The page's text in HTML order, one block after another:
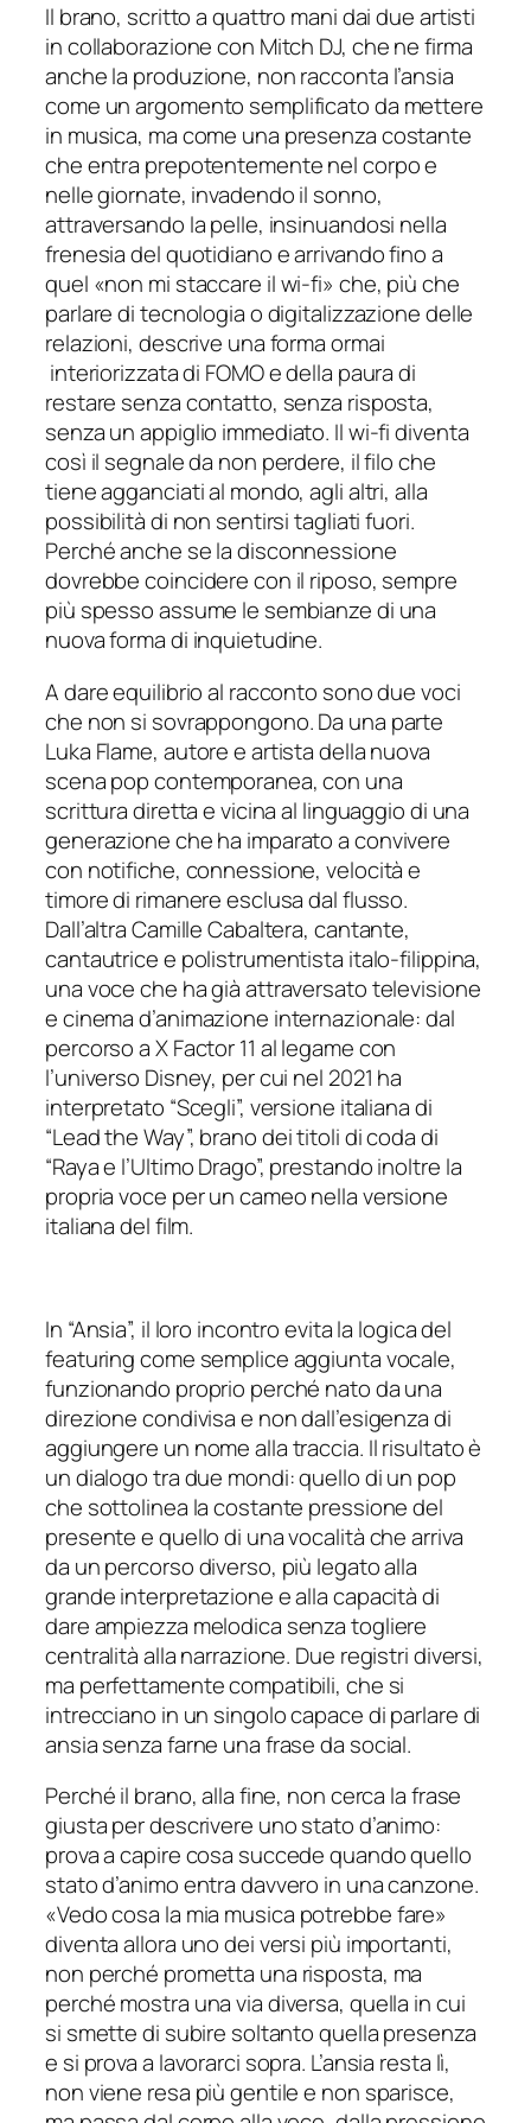
Il brano, scritto a quattro mani dai due artisti
in collaborazione con Mitch DJ, che ne firma
anche la produzione, non racconta l’ansia
come un argomento semplificato da mettere
in musica, ma come una presenza costante
che entra prepotentemente nel corpo e
nelle giornate, invadendo il sonno,
attraversando la pelle, insinuandosi nella
frenesia del quotidiano e arrivando fino a
quel «non mi staccare il wi-fi» che, più che
parlare di tecnologia o digitalizzazione delle
relazioni, descrive una forma ormai
interiorizzata di FOMO e della paura di
restare senza contatto, senza risposta,
senza un appiglio immediato. Il wi-fi diventa
così il segnale da non perdere, il filo che
tiene agganciati al mondo, agli altri, alla
possibilità di non sentirsi tagliati fuori.
Perché anche se la disconnessione
dovrebbe coincidere con il riposo, sempre
più spesso assume le sembianze di una
nuova forma di inquietudine.
A dare equilibrio al racconto sono due voci
che non si sovrappongono. Da una parte
Luka Flame, autore e artista della nuova
scena pop contemporanea, con una
scrittura diretta e vicina al linguaggio di una
generazione che ha imparato a convivere
con notifiche, connessione, velocità e
timore di rimanere esclusa dal flusso.
Dall’altra Camille Cabaltera, cantante,
cantautrice e polistrumentista italo-filippina,
una voce che ha già attraversato televisione
e cinema d’animazione internazionale: dal
percorso a X Factor 11 al legame con
l’universo Disney, per cui nel 2021 ha
interpretato “Scegli”, versione italiana di
“Lead the Way”, brano dei titoli di coda di
“Raya e l’Ultimo Drago”, prestando inoltre la
propria voce per un cameo nella versione
italiana del film.
In “Ansia”, il loro incontro evita la logica del
featuring come semplice aggiunta vocale,
funzionando proprio perché nato da una
direzione condivisa e non dall’esigenza di
aggiungere un nome alla traccia. Il risultato è
un dialogo tra due mondi: quello di un pop
che sottolinea la costante pressione del
presente e quello di una vocalità che arriva
da un percorso diverso, più legato alla
grande interpretazione e alla capacità di
dare ampiezza melodica senza togliere
centralità alla narrazione. Due registri diversi,
ma perfettamente compatibili, che si
intrecciano in un singolo capace di parlare di
ansia senza farne una frase da social.
Perché il brano, alla fine, non cerca la frase
giusta per descrivere uno stato d’animo:
prova a capire cosa succede quando quello
stato d’animo entra davvero in una canzone.
«Vedo cosa la mia musica potrebbe fare»
diventa allora uno dei versi più importanti,
non perché prometta una risposta, ma
perché mostra una via diversa, quella in cui
si smette di subire soltanto quella presenza
e si prova a lavorarci sopra. L’ansia resta lì,
non viene resa più gentile e non sparisce,